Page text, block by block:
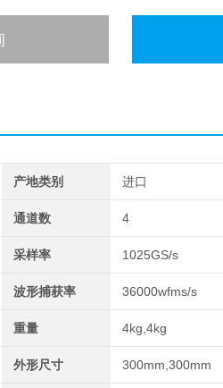
产地类别 进口
通道数 4
采样率 1025GS/s
波形捕获率 36000wfms/s
重量 4kg,4kg
外形尺寸 300mm,300mm